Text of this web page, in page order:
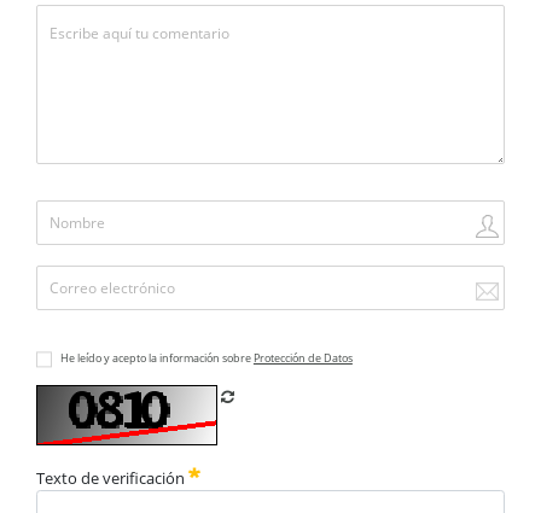
He leído y acepto la información sobre Protección de Datos
Texto de verificación